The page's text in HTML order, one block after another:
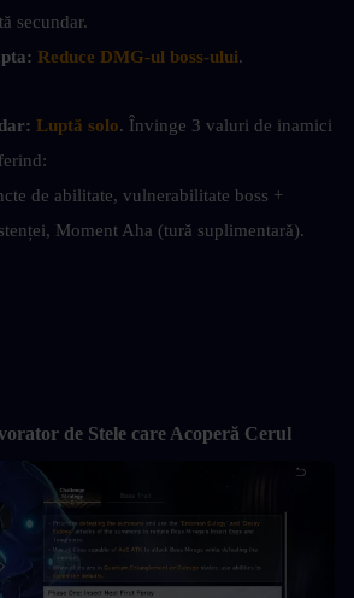
secundar.
Reduce DMG-ul boss-ului.
Luptă solo. Învinge 3 valuri de inamici
de abilitate, vulnerabilitate boss +
Moment Aha (tură suplimentară).
de Stele care Acoperă Cerul